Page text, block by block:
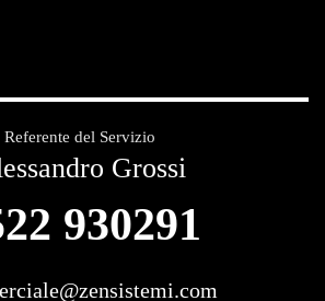
Referente del Servizio
Grossi
930291